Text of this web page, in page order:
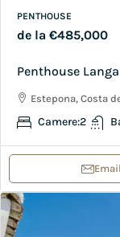
PENTHOUSE
de la €485,000
Penthouse
Estepona, Costa
Camere:2
Email